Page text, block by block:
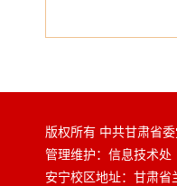
版权所有 中共甘肃省
管理维护：信息技术处
安宁校区地址：甘肃